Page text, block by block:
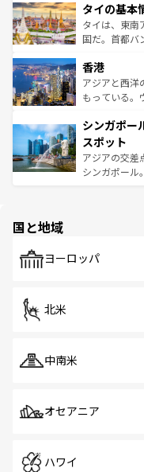
リティに包ま
覧を参照して
急速な発展と
ーチミン市の
醸し出してい
とつ。フォー
ひ現地で味わ
が旅行者を迎
参照してほし
タイの基本
タイは、東南
国だ。首都バ
の活気が交差
帯で自然と触
いビーチでリ
激する。気候
が待っている
た文化、そし
ける。
香港
アジアと西洋
もっている。
み、どこを訪
ており、効率
うな絶景から
そう。
シンガポー
スポット
アジアの交差
シンガポール
で、ホーカー
国と地域
ヨーロッパ
北米
中南米
オセアニア
ハワイ